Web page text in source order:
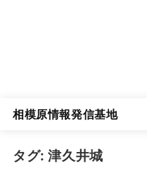
相模原情報発信基地
タグ:津久井城